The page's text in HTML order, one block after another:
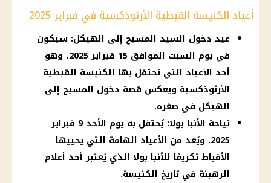
أعياد الكنيسة القبطية الأرثوذكسية في فبراير 2025
عيد دخول السيد المسيح إلى الهيكل: سيكون
في يوم السبت الموافق 15 فبراير 2025، وهو
أحد الأعياد التي تحتفل بها الكنيسة القبطية
الأرثوذكسية ويعكس قصة دخول المسيح إلى
الهيكل في صغره.
نياحة الأنبا بولا: يُحتفل به يوم الأحد 9 فبراير
2025. ويُعد من الأعياد الهامة التي يحييها
الأقباط تكريمًا للأنبا بولا الذي يُعتبر أحد أعلام
الرهبنة في تاريخ الكنيسة.